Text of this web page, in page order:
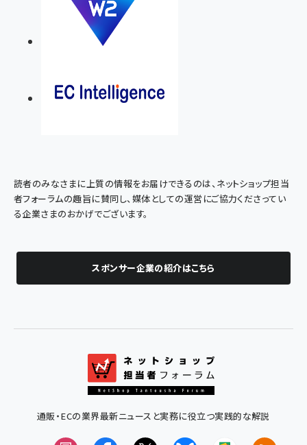
読者のみなさまに上質の情報をお届けできるのは、ネットショップ担当
者フォーラムの趣旨に賛同し、媒体としての運営にご協力くださってい
る企業さまのおかげでございます。
スポンサー企業の紹介はこちら
通販・ECの業界最新ニュースと実務に役立つ実践的な解説